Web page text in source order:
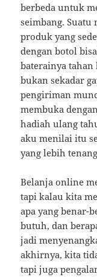
berbeda untuk
seimbang.
produk yang
dengan botol
baterainya tahan
bukan sekadar
pengiriman
membuka
hadiah ulang
aku menilai itu
yang lebih
Belanja online
tapi kalau kita
apa yang benar-
butuh, dan
jadi
akhirnya, kita
tapi juga